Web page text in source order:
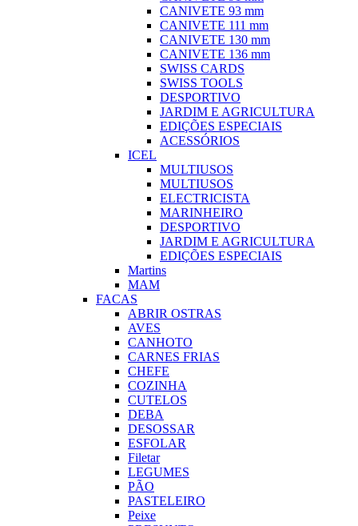
CANIVETE 93 mm
CANIVETE 111 mm
CANIVETE 130 mm
CANIVETE 136 mm
SWISS CARDS
SWISS TOOLS
DESPORTIVO
JARDIM E AGRICULTURA
EDIÇÕES ESPECIAIS
ACESSÓRIOS
ICEL
MULTIUSOS
MULTIUSOS
ELECTRICISTA
MARINHEIRO
DESPORTIVO
JARDIM E AGRICULTURA
EDIÇÕES ESPECIAIS
Martins
MAM
FACAS
ABRIR OSTRAS
AVES
CANHOTO
CARNES FRIAS
CHEFE
COZINHA
CUTELOS
DEBA
DESOSSAR
ESFOLAR
Filetar
LEGUMES
PÃO
PASTELEIRO
Peixe